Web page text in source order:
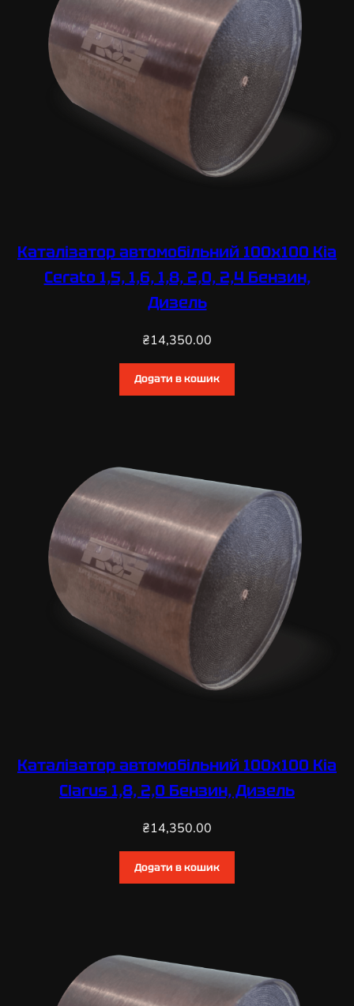
Каталізатор автомобільний 100х100 Kia
Cerato 1,5, 1,6, 1,8, 2,0, 2,4 Бензин,
Дизель
₴14,350.00
Додати в кошик
Каталізатор автомобільний 100х100 Kia
Clarus 1,8, 2,0 Бензин, Дизель
₴14,350.00
Додати в кошик